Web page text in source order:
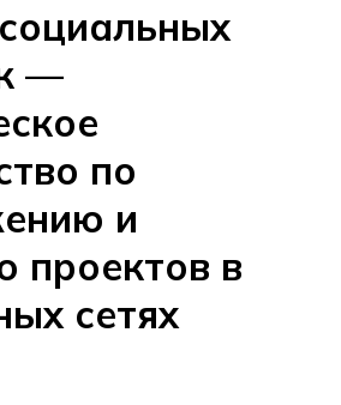
—
по
и
проектов в
сетях